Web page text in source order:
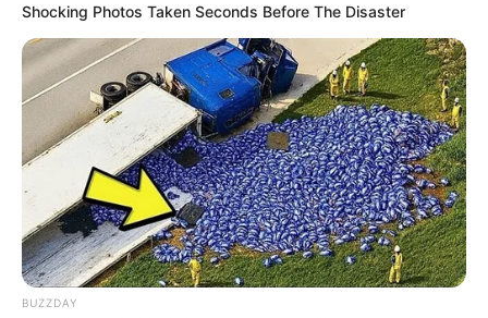
Shocking Photos Taken Seconds Before The Disaster
BUZZDAY